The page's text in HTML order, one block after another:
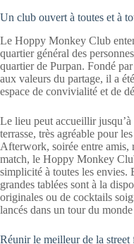
Un club ouvert à toutes et à
Le Hoppy Monkey Club
quartier général des
quartier de Purpan. Fondé
aux valeurs du partage, il a
espace de convivialité et de
Le lieu peut accueillir
terrasse, très agréable pour
Afterwork, soirée entre amis,
match, le Hoppy Monkey
simplicité à toutes les envies.
grandes tablées sont à la
originales ou de cocktails
lancés dans un tour du
Réunir le meilleur de la street